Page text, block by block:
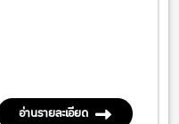
อ่านรายละเอียด